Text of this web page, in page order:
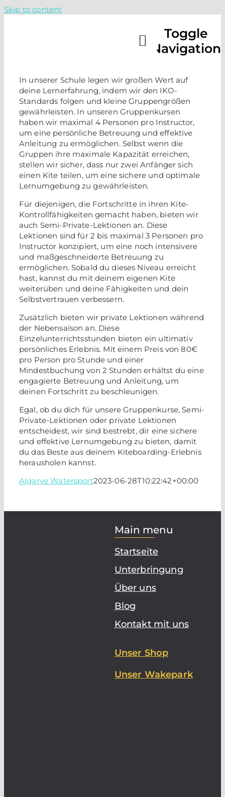
Skip to content
Toggle
Navigation
KURSE
ÜBER
In unserer Schule legen wir großen Wert auf
deine Lernerfahrung, indem wir den IKO-
Standards folgen und kleine Gruppengrößen
gewährleisten. In unseren Gruppenkursen
haben wir maximal 4 Personen pro Instructor,
um eine persönliche Betreuung und effektive
Anleitung zu ermöglichen. Selbst wenn die
Gruppen ihre maximale Kapazität erreichen,
stellen wir sicher, dass nur zwei Anfänger sich
einen Kite teilen, um eine sichere und optimale
Lernumgebung zu gewährleisten.
Für diejenigen, die Fortschritte in ihren Kite-
Kontrollfähigkeiten gemacht haben, bieten wir
auch Semi-Private-Lektionen an. Diese
Lektionen sind für 2 bis maximal 3 Personen pro
Instructor konzipiert, um eine noch intensivere
und maßgeschneiderte Betreuung zu
ermöglichen. Sobald du dieses Niveau erreicht
hast, kannst du mit deinem eigenen Kite
weiterüben und deine Fähigkeiten und dein
Selbstvertrauen verbessern.
Zusätzlich bieten wir private Lektionen während
der Nebensaison an. Diese
Einzelunterrichtsstunden bieten ein ultimativ
persönliches Erlebnis. Mit einem Preis von 80€
pro Person pro Stunde und einer
Mindestbuchung von 2 Stunden erhältst du eine
engagierte Betreuung und Anleitung, um
deinen Fortschritt zu beschleunigen.
Egal, ob du dich für unsere Gruppenkurse, Semi-
Private-Lektionen oder private Lektionen
entscheidest, wir sind bestrebt, dir eine sichere
und effektive Lernumgebung zu bieten, damit
du das Beste aus deinem Kiteboarding-Erlebnis
herausholen kannst.
Algarve Watersport2023-06-28T10:22:42+00:00
Main menu
Startseite
Unterbringung
Über uns
Blog
Kontakt mit uns
Unser Shop
Unser Wakepark